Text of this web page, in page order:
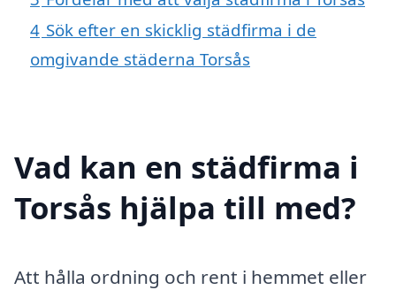
4 Sök efter en skicklig städfirma i de
omgivande städerna Torsås
Vad kan en städfirma i
Torsås hjälpa till med?
Att hålla ordning och rent i hemmet eller